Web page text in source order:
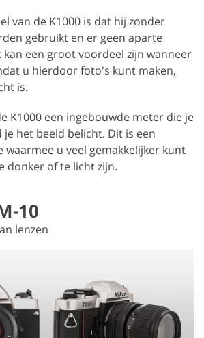
van de K1000 is dat hij zonder
gebruikt en er geen aparte
een groot voordeel zijn wanneer
u hierdoor foto's kunt maken,
is.
K1000 een ingebouwde meter die je
je het beeld belicht. Dit is een
waarmee u veel gemakkelijker kunt
donker of te licht zijn.
10
lenzen